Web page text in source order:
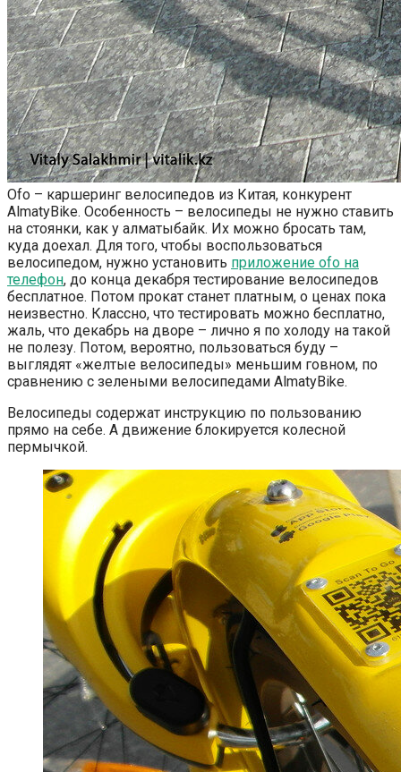
Ofo – каршеринг велосипедов из Китая, конкурент
AlmatyBike. Особенность – велосипеды не нужно ставить
на стоянки, как у алматыбайк. Их можно бросать там,
куда доехал. Для того, чтобы воспользоваться
велосипедом, нужно установить приложение ofo на
телефон, до конца декабря тестирование велосипедов
бесплатное. Потом прокат станет платным, о ценах пока
неизвестно. Классно, что тестировать можно бесплатно,
жаль, что декабрь на дворе – лично я по холоду на такой
не полезу. Потом, вероятно, пользоваться буду –
выглядят «желтые велосипеды» меньшим говном, по
сравнению с зелеными велосипедами AlmatyBike.
Велосипеды содержат инструкцию по пользованию
прямо на себе. А движение блокируется колесной
пермычкой.